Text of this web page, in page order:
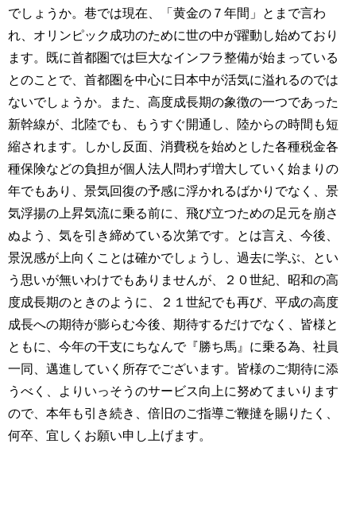
でしょうか。巷では現在、「黄金の７年間」とまで言わ
れ、オリンピック成功のために世の中が躍動し始めており
ます。既に首都圏では巨大なインフラ整備が始まっている
とのことで、首都圏を中心に日本中が活気に溢れるのでは
ないでしょうか。また、高度成長期の象徴の一つであった
新幹線が、北陸でも、もうすぐ開通し、陸からの時間も短
縮されます。しかし反面、消費税を始めとした各種税金各
種保険などの負担が個人法人問わず増大していく始まりの
年でもあり、景気回復の予感に浮かれるばかりでなく、景
気浮揚の上昇気流に乗る前に、飛び立つための足元を崩さ
ぬよう、気を引き締めている次第です。とは言え、今後、
景況感が上向くことは確かでしょうし、過去に学ぶ、とい
う思いが無いわけでもありませんが、２０世紀、昭和の高
度成長期のときのように、２１世紀でも再び、平成の高度
成長への期待が膨らむ今後、期待するだけでなく、皆様と
ともに、今年の干支にちなんで『勝ち馬』に乗る為、社員
一同、邁進していく所存でございます。皆様のご期待に添
うべく、よりいっそうのサービス向上に努めてまいります
ので、本年も引き続き、倍旧のご指導ご鞭撻を賜りたく、
何卒、宜しくお願い申し上げます。